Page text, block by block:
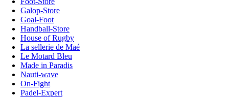
Galop-Store
Goal-Foot
Handball-Store
House of Rugby
La sellerie de Maé
Le Motard Bleu
Made in Paradis
Nauti-wave
On-Fight
Padel-Expert